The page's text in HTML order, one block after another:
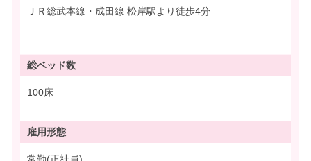
ＪＲ総武本線・成田線 松岸駅より徒歩4分
総ベッド数
100床
雇用形態